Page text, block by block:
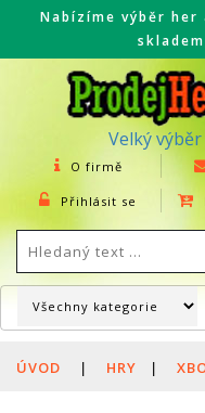
Nabízíme výběr her
Velký
O firmě
Přihlásit se
ÚVOD | HRY |